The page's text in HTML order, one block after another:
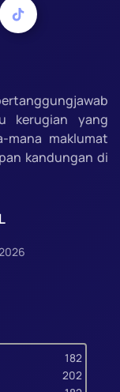
kerugian yang
mana maklumat
kandungan di
182
202